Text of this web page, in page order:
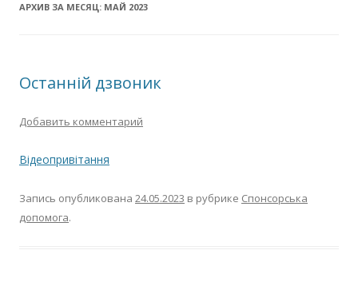
АРХИВ ЗА МЕСЯЦ: МАЙ 2023
Останній дзвоник
Добавить комментарий
Відеопривітання
Запись опубликована 24.05.2023 в рубрике Спонсорська
допомога.